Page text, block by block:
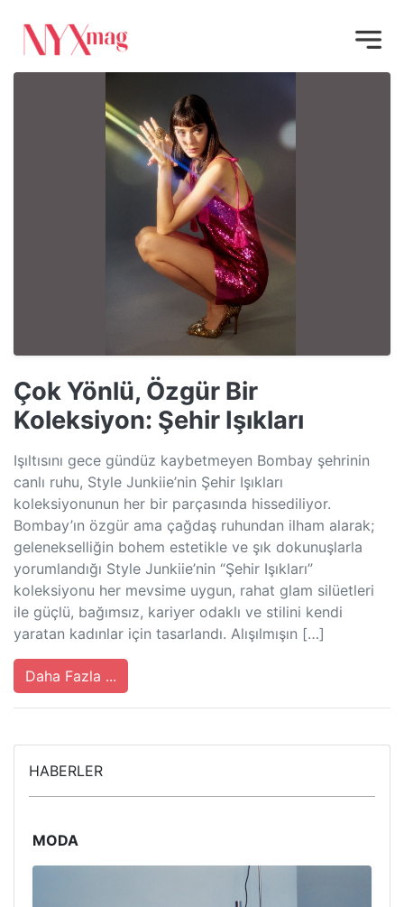
Çok Yönlü, Özgür Bir
Koleksiyon: Şehir Işıkları
Işıltısını gece gündüz kaybetmeyen Bombay şehrinin
canlı ruhu, Style Junkiie’nin Şehir Işıkları
koleksiyonunun her bir parçasında hissediliyor.
Bombay’ın özgür ama çağdaş ruhundan ilham alarak;
gelenekselliğin bohem estetikle ve şık dokunuşlarla
yorumlandığı Style Junkiie’nin “Şehir Işıkları”
koleksiyonu her mevsime uygun, rahat glam silüetleri
ile güçlü, bağımsız, kariyer odaklı ve stilini kendi
yaratan kadınlar için tasarlandı. Alışılmışın […]
Daha Fazla ...
HABERLER
MODA